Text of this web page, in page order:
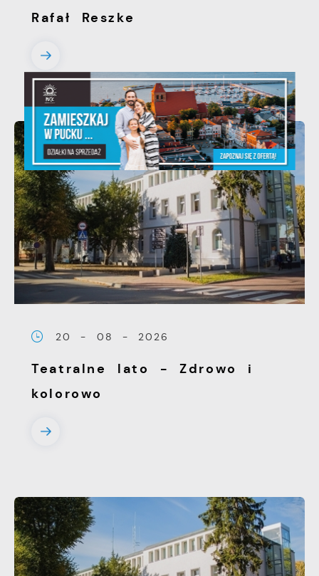
Rafał Reszke
20 - 08 - 2026
Teatralne lato - Zdrowo i
kolorowo